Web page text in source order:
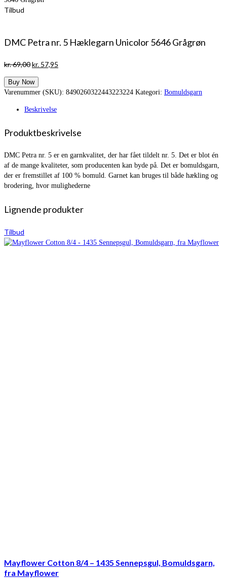
Tilbud
DMC Petra nr. 5 Hæklegarn Unicolor 5646 Grågrøn
kr.69,00Den
pris
var:
kr. 57,95
er:
Buy Now
Varenummer (SKU): 8490260322443223224 Kategori: Bomuldsgarn
Beskrivelse
Produktbeskrivelse
DMC Petra nr. 5 er en garnkvalitet, der har fået tildelt nr. 5. Det er blot én
af de mange kvaliteter, som producenten kan byde på. Det er bomuldsgarn,
der er fremstillet af 100 % bomuld. Garnet kan bruges til både hækling og
brodering, hvor mulighederne
Lignende produkter
Tilbud
Mayflower Cotton 8/4 – 1435 Sennepsgul, Bomuldsgarn,
fra Mayflower